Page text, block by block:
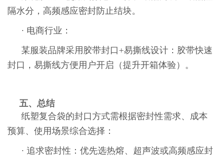
隔水分，高频感应密封防止结块。
· 电商行业：
某服装品牌采用胶带封口+易撕线设计：胶带快速
封口，易撕线方便用户开启（提升开箱体验）。
五、总结
纸塑复合袋的封口方式需根据密封性需求、成本
预算、使用场景综合选择：
· 追求密封性：优先选热熔、超声波或高频感应封